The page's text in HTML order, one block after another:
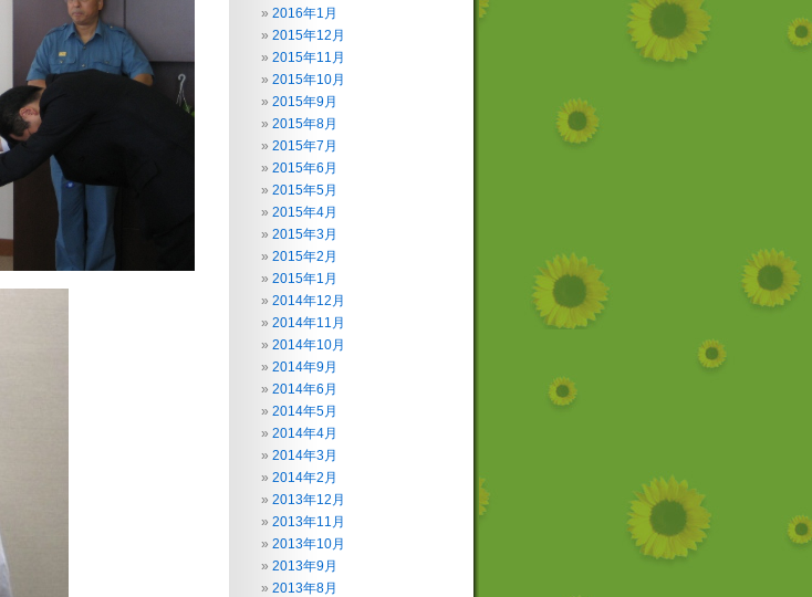
2016年1月
2015年12月
2015年11月
2015年10月
2015年9月
2015年8月
2015年7月
2015年6月
2015年5月
2015年4月
2015年3月
2015年2月
2015年1月
2014年12月
2014年11月
2014年10月
2014年9月
2014年6月
2014年5月
2014年4月
2014年3月
2014年2月
2013年12月
2013年11月
2013年10月
2013年9月
2013年8月